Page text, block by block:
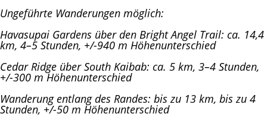
Ungeführte Wanderungen möglich:
Havasupai Gardens über den Bright Angel Trail: ca. 14,4
km, 4–5 Stunden, +/-940 m Höhenunterschied
Cedar Ridge über South Kaibab: ca. 5 km, 3–4 Stunden,
+/-300 m Höhenunterschied
Wanderung entlang des Randes: bis zu 13 km, bis zu 4
Stunden, +/-50 m Höhenunterschied